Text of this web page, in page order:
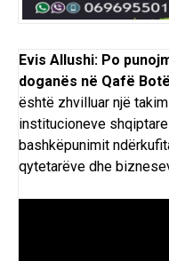
Evis Allushi: Po
doganës në Qafë
është zhvilluar një
institucioneve
bashkëpunimit
qytetarëve dhe